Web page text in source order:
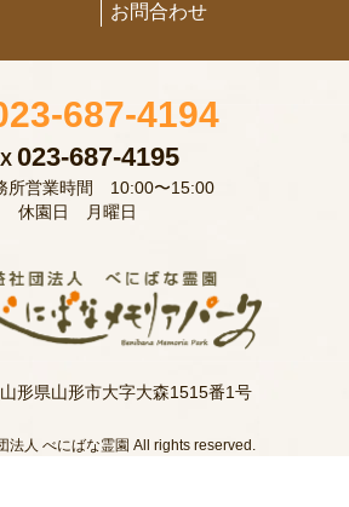
お問合わせ
形県山形市大字大森1515番1号
687-4194
023-687-4195
所営業時間 10:00〜15:00
休園日 月曜日
法人 べにばな霊園 All rights reserved.